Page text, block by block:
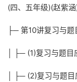
(四、五年级)(赵紫涵
├─ 第10讲复习与题
│ ├─ (1)复习与题
│ ├─ (2)复习与题